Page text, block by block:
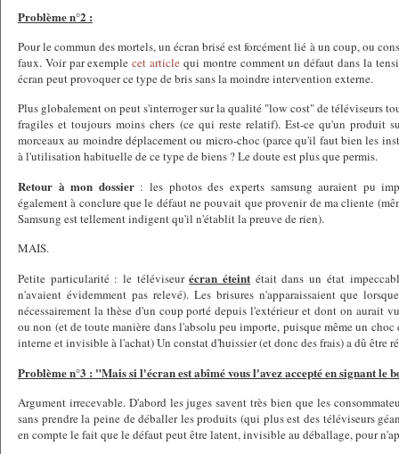
Problème n°2 :
Pour le commun des mortels, un écran brisé est forcément lié à un coup, ou
faux. Voir par exemplecet article qui montre comment un défaut dans la
écran peut provoquer ce type de bris sans la moindre intervention externe.
Plus globalement on peut s'interroger sur la qualité "low cost" de téléviseurs
fragiles et toujours moins chers (ce qui reste relatif). Est-ce qu'un produit
morceaux au moindre déplacement ou micro-choc (parce qu'il faut bien les
à l'utilisation habituelle de ce type de biens ? Le doute est plus que permis.
Retour à mon dossier : les photos des experts samsung auraient pu
également à conclure que le défaut ne pouvait que provenir de ma cliente
Samsung est tellement indigent qu'il n'établit la preuve de rien).
MAIS.
Petite particularité : le téléviseurécran éteint était dans un état
n'avaient évidemment pas relevé). Les brisures n'apparaissaient que
nécessairement la thèse d'un coup porté depuis l'extérieur et dont on aurait
ou non (et de toute manière dans l'absolu peu importe, puisque même un
interne et invisible à l'achat) Un constat d'huissier (et donc des frais) a dû être
Problème n°3 : "Mais si l'écran est abîmé vous l'avez accepté en signant le
Argument irrecevable. D'abord les juges savent très bien que les
sans prendre la peine de déballer les produits (qui plus est des téléviseurs
en compte le fait que le défaut peut être latent, invisible au déballage, pour